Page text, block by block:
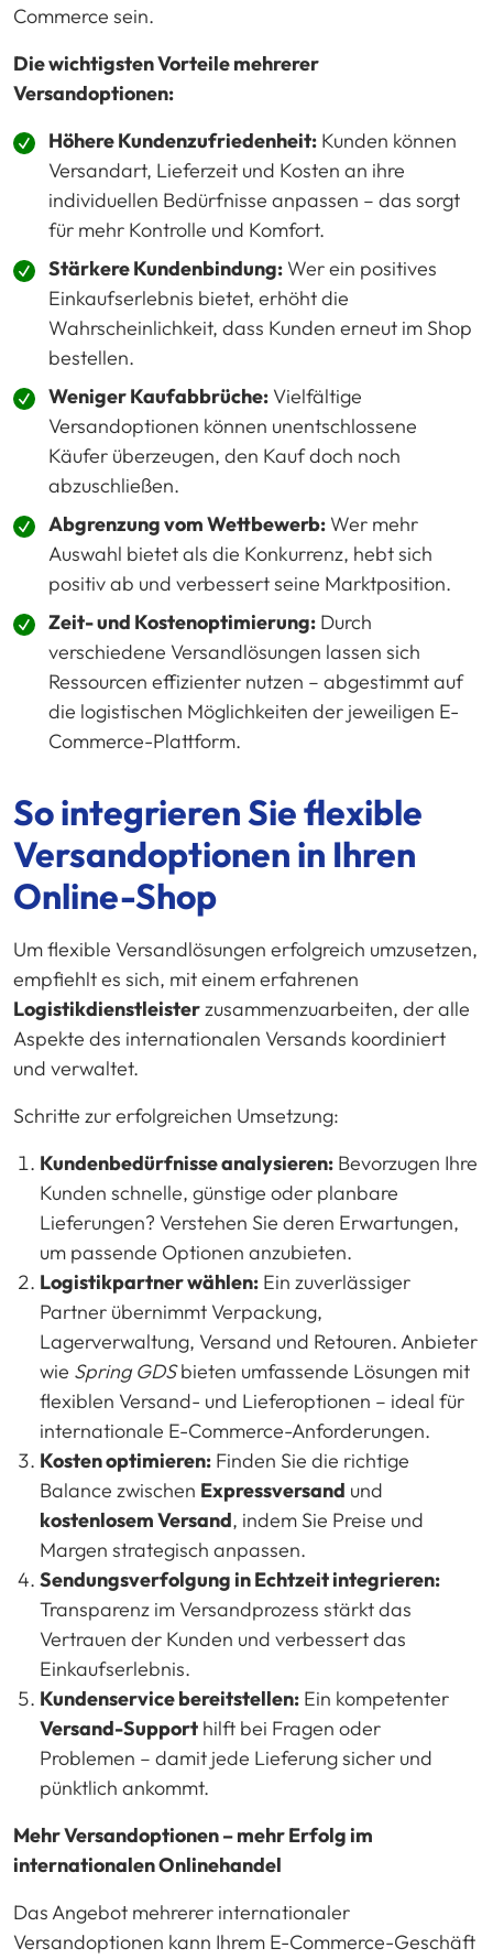
Commerce sein.
Die wichtigsten Vorteile mehrerer
Versandoptionen:
Höhere Kundenzufriedenheit: Kunden können
Versandart, Lieferzeit und Kosten an ihre
individuellen Bedürfnisse anpassen – das sorgt
für mehr Kontrolle und Komfort.
Stärkere Kundenbindung: Wer ein positives
Einkaufserlebnis bietet, erhöht die
Wahrscheinlichkeit, dass Kunden erneut im Shop
bestellen.
Weniger Kaufabbrüche: Vielfältige
Versandoptionen können unentschlossene
Käufer überzeugen, den Kauf doch noch
abzuschließen.
Abgrenzung vom Wettbewerb: Wer mehr
Auswahl bietet als die Konkurrenz, hebt sich
positiv ab und verbessert seine Marktposition.
Zeit- und Kostenoptimierung: Durch
verschiedene Versandlösungen lassen sich
Ressourcen effizienter nutzen – abgestimmt auf
die logistischen Möglichkeiten der jeweiligen E-
Commerce-Plattform.
So integrieren Sie flexible
Versandoptionen in Ihren
Online-Shop
Um flexible Versandlösungen erfolgreich umzusetzen,
empfiehlt es sich, mit einem erfahrenen
Logistikdienstleisterzusammenzuarbeiten, der alle
Aspekte des internationalen Versands koordiniert
und verwaltet.
Schritte zur erfolgreichen Umsetzung:
Kundenbedürfnisse analysieren: Bevorzugen Ihre
Kunden schnelle, günstige oder planbare
Lieferungen? Verstehen Sie deren Erwartungen,
um passende Optionen anzubieten.
Logistikpartner wählen: Ein zuverlässiger
Partner übernimmt Verpackung,
Lagerverwaltung, Versand und Retouren. Anbieter
wie Spring GDSbieten umfassende Lösungen mit
flexiblen Versand- und Lieferoptionen – ideal für
internationale E-Commerce-Anforderungen.
Kosten optimieren: Finden Sie die richtige
Balance zwischen Expressversand und
kostenlosem Versand, indem Sie Preise und
Margen strategisch anpassen.
Sendungsverfolgung in Echtzeit integrieren:
Transparenz im Versandprozess stärkt das
Vertrauen der Kunden und verbessert das
Einkaufserlebnis.
Kundenservice bereitstellen: Ein kompetenter
Versand-Support hilft bei Fragen oder
Problemen – damit jede Lieferung sicher und
pünktlich ankommt.
Mehr Versandoptionen – mehr Erfolg im
internationalen Onlinehandel
Das Angebot mehrerer internationaler
Versandoptionen kann Ihrem E-Commerce-Geschäft